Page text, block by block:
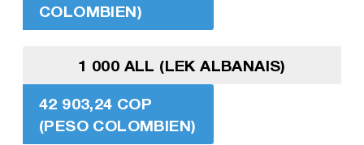
COLOMBIEN)
1 000 ALL (LEK ALBANAIS)
42 903,24 COP
(PESO COLOMBIEN)